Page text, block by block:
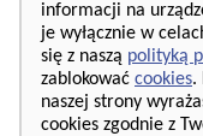
informacji na
je wyłącznie w
się z naszą polityką
zablokować cookies.
naszej strony
cookies zgodnie z